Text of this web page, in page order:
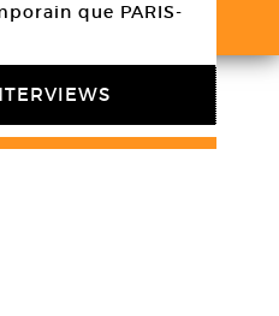
que PARIS-